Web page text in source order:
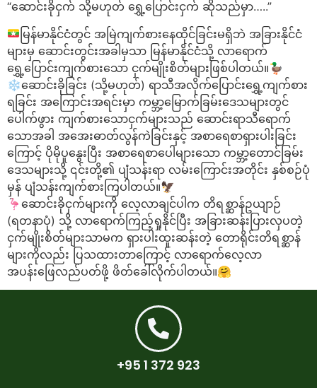
“ဆောင်းခိုငှက် သို့မဟုတ် ရွှေ့ပြောင်းငှက် ဆိုသည်မှာ…..”
မြန်မာနိုင်ငံတွင် အမြဲကျက်စားနေထိုင်ခြင်းမရှိဘဲ အခြားနိုင်ငံ
များမှ ဆောင်းတွင်းအခါမှသာ မြန်မာနိုင်ငံသို့ လာရောက်
ရွှေ့ပြောင်းကျက်စားသော ငှက်မျိုးစိတ်များဖြစ်ပါတယ်။🦆
❄️ဆောင်းခိုခြင်း (သို့မဟုတ်) ရာသီအလိုက်ပြောင်းရွှေ့ကျက်စား
ရခြင်း အကြောင်းအရင်းမှာ ကမ္ဘာ့မြောက်ခြမ်းဒေသများတွင်
ပေါက်ဖွား ကျက်စားသောငှက်များသည် ဆောင်းရာသီရောက်
သောအခါ အ‌အေးဓာတ်လွန်ကဲခြင်းနှင့် အစာရေစာရှားပါးခြင်း
ကြောင့် ပိုမိုပူနွေးပြီး အစာရေစာပေါများသော ကမ္ဘာ့တောင်ခြမ်း
ဒေသများသို့ ၎င်းတို့၏ ပျံသန်းရာ လမ်းကြောင်းအတိုင်း နှစ်စဉ်ပုံ
မှန် ပျံသန်းကျက်စားကြပါတယ်။🦅
🦩ဆောင်းခိုငှက်များကို လေ့လာချင်ပါက တိရစ္ဆာန်ဥယျာဉ်
(ရတနာပုံ) သို့ လာရောက်ကြည့်ရှုနိုင်ပြီး အခြားဆန်းပြားလှပတဲ့
ငှက်မျိုးစိတ်များသာမက ရှားပါးထူးဆန်းတဲ့ တောရိုင်းတိရစ္ဆာန်
များကိုလည်း ပြသထားတာကြောင့် လာရောက်လေ့လာ
အပန်းဖြေလည်ပတ်ဖို့ ဖိတ်ခေါ်လိုက်ပါတယ်။🤗
+95 1 372 923